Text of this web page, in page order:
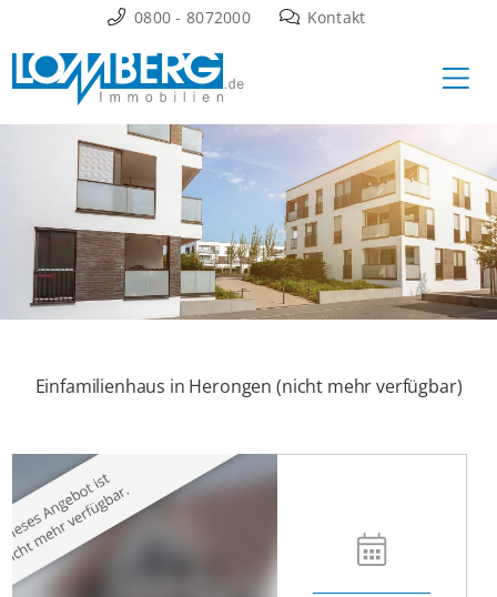
Inhalt
springen
0800 - 8072000 Kontakt
Einfamilienhaus in Herongen (nicht mehr verfügbar)